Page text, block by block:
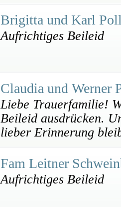
Brigitta und Karl
Aufrichtiges Beileid
Claudia und Werner
Liebe Trauerfamilie!
Beileid ausdrücken.
lieber Erinnerung
Fam Leitner
Aufrichtiges Beileid